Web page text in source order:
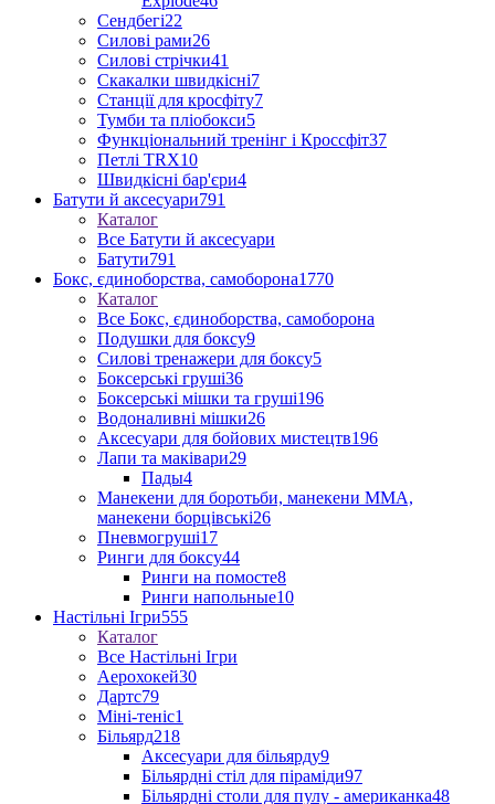
Сендбегі22
Силові рами26
Силові стрічки41
Скакалки швидкісні7
Станції для кросфіту7
Тумби та пліобокси5
Функціональний тренінг і Кроссфіт37
Петлі TRX10
Швидкісні бар'єри4
Батути й аксесуари791
Каталог
Все Батути й аксесуари
Батути791
Бокс, єдиноборства, самоборона1770
Каталог
Все Бокс, єдиноборства, самоборона
Подушки для боксу9
Силові тренажери для боксу5
Боксерські груші36
Боксерські мішки та груші196
Водоналивні мішки26
Аксесуари для бойових мистецтв196
Лапи та маківари29
Пады4
Манекени для боротьби, манекени ММА,
манекени борцівські26
Пневмогруші17
Ринги для боксу44
Ринги на помосте8
Ринги напольные10
Настільні Ігри555
Каталог
Все Настільні Ігри
Аерохокей30
Дартс79
Міні-теніс1
Більярд218
Аксесуари для більярду9
Більярдні стіл для піраміди97
Більярдні столи для пулу - американка48